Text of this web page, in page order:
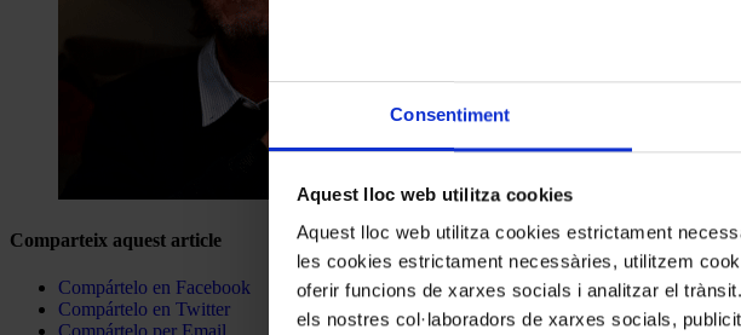
Consentiment
Aquest lloc web utilitza cookies
Aquest lloc web utilitza cookies estrictament
les cookies estrictament necessàries, utilitzem
oferir funcions de xarxes socials i analitzar el
els nostres col·laboradors de xarxes socials,
Comparteix aquest article
Compártelo en Facebook
Compártelo en Twitter